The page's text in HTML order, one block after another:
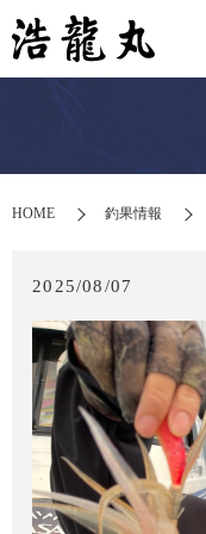
HOME 釣果情報
2025/08/07